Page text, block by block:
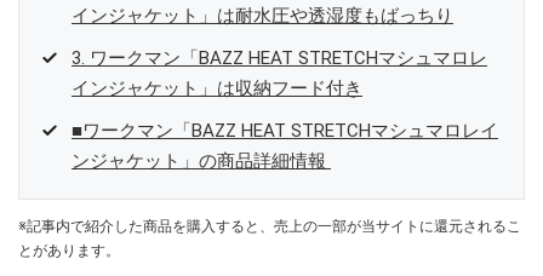
インジャケット」は耐水圧や透湿度もばっちり
3. ワークマン「BAZZ HEAT STRETCHマシュマロレ
インジャケット」は収納フード付き
■ワークマン「BAZZ HEAT STRETCHマシュマロレイ
ンジャケット」の商品詳細情報
※記事内で紹介した商品を購入すると、売上の一部が当サイトに還元されるこ
とがあります。